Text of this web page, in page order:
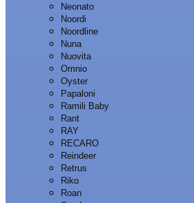
Neonato
Noordi
Noordline
Nuna
Nuovita
Omnio
Oyster
Papaloni
Ramili Baby
Rant
RAY
RECARO
Reindeer
Retrus
Riko
Roan